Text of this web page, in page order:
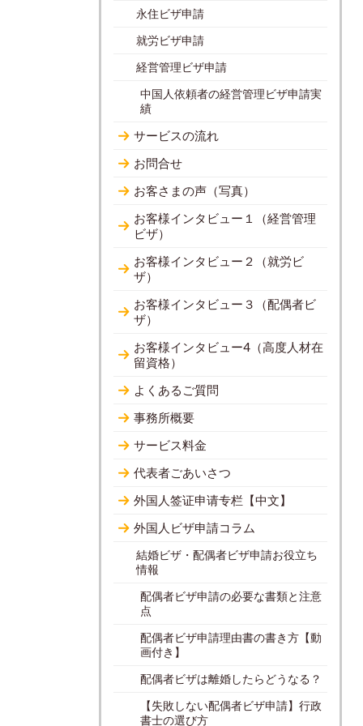
永住ビザ申請
就労ビザ申請
経営管理ビザ申請
中国人依頼者の経営管理ビザ申請実
績
サービスの流れ
お問合せ
お客さまの声（写真）
お客様インタビュー１（経営管理
ビザ）
お客様インタビュー２（就労ビ
ザ）
お客様インタビュー３（配偶者ビ
ザ）
お客様インタビュー4（高度人材在
留資格）
よくあるご質問
事務所概要
サービス料金
代表者ごあいさつ
外国人签证申请专栏【中文】
外国人ビザ申請コラム
結婚ビザ・配偶者ビザ申請お役立ち
情報
配偶者ビザ申請の必要な書類と注意
点
配偶者ビザ申請理由書の書き方【動
画付き】
配偶者ビザは離婚したらどうなる？
【失敗しない配偶者ビザ申請】行政
書士の選び方